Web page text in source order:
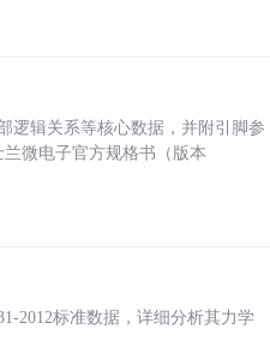
逻辑关系等核心数据，并附引脚参
微电子官方规格书（版本
2012标准数据，详细分析其力学